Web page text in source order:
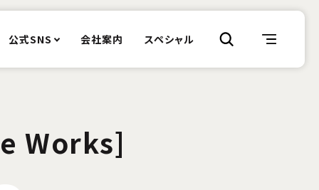
公式SNS 会社案内 スペシャル
Works]